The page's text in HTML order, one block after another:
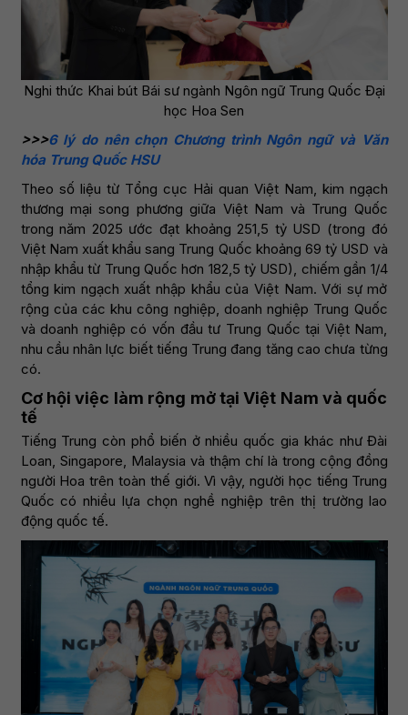
Nghi thức Khai bút Bái sư ngành Ngôn ngữ Trung Quốc Đại
học Hoa Sen
>>>6 lý do nên chọn Chương trình Ngôn ngữ và Văn
hóa Trung Quốc HSU
Theo số liệu từ Tổng cục Hải quan Việt Nam, kim ngạch
thương mại song phương giữa Việt Nam và Trung Quốc
trong năm 2025 ước đạt khoảng 251,5 tỷ USD (trong đó
Việt Nam xuất khẩu sang Trung Quốc khoảng 69 tỷ USD và
nhập khẩu từ Trung Quốc hơn 182,5 tỷ USD), chiếm gần 1/4
tổng kim ngạch xuất nhập khẩu của Việt Nam. Với sự mở
rộng của các khu công nghiệp, doanh nghiệp Trung Quốc
và doanh nghiệp có vốn đầu tư Trung Quốc tại Việt Nam,
nhu cầu nhân lực biết tiếng Trung đang tăng cao chưa từng
có.
Cơ hội việc làm rộng mở tại Việt Nam và quốc
tế
Tiếng Trung còn phổ biến ở nhiều quốc gia khác như Đài
Loan, Singapore, Malaysia và thậm chí là trong cộng đồng
người Hoa trên toàn thế giới. Vì vậy, người học tiếng Trung
Quốc có nhiều lựa chọn nghề nghiệp trên thị trường lao
động quốc tế.